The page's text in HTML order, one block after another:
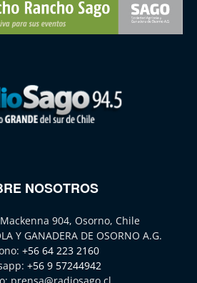
NOSOTROS
904, Osorno, Chile
Y GANADERA DE OSORNO A.G.
+56 64 223 2160
+56 9 57244942